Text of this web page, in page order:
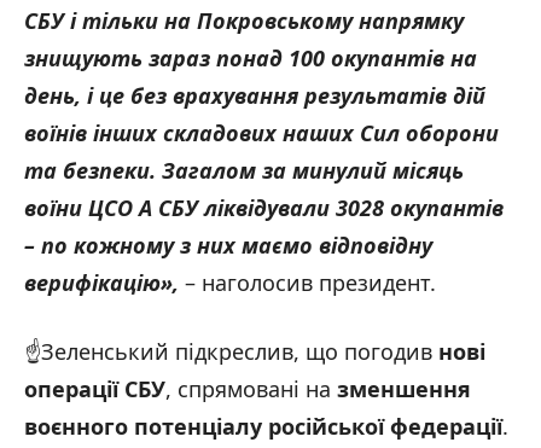
СБУ і тільки на Покровському напрямку
знищують зараз понад 100 окупантів на
день, і це без врахування результатів дій
воїнів інших складових наших Сил оборони
та безпеки. Загалом за минулий місяць
воїни ЦСО А СБУ ліквідували 3028 окупантів
– по кожному з них маємо відповідну
верифікацію», – наголосив президент.
☝️Зеленський підкреслив, що погодив нові
операції СБУ, спрямовані на зменшення
воєнного потенціалу російськоїфедерації.